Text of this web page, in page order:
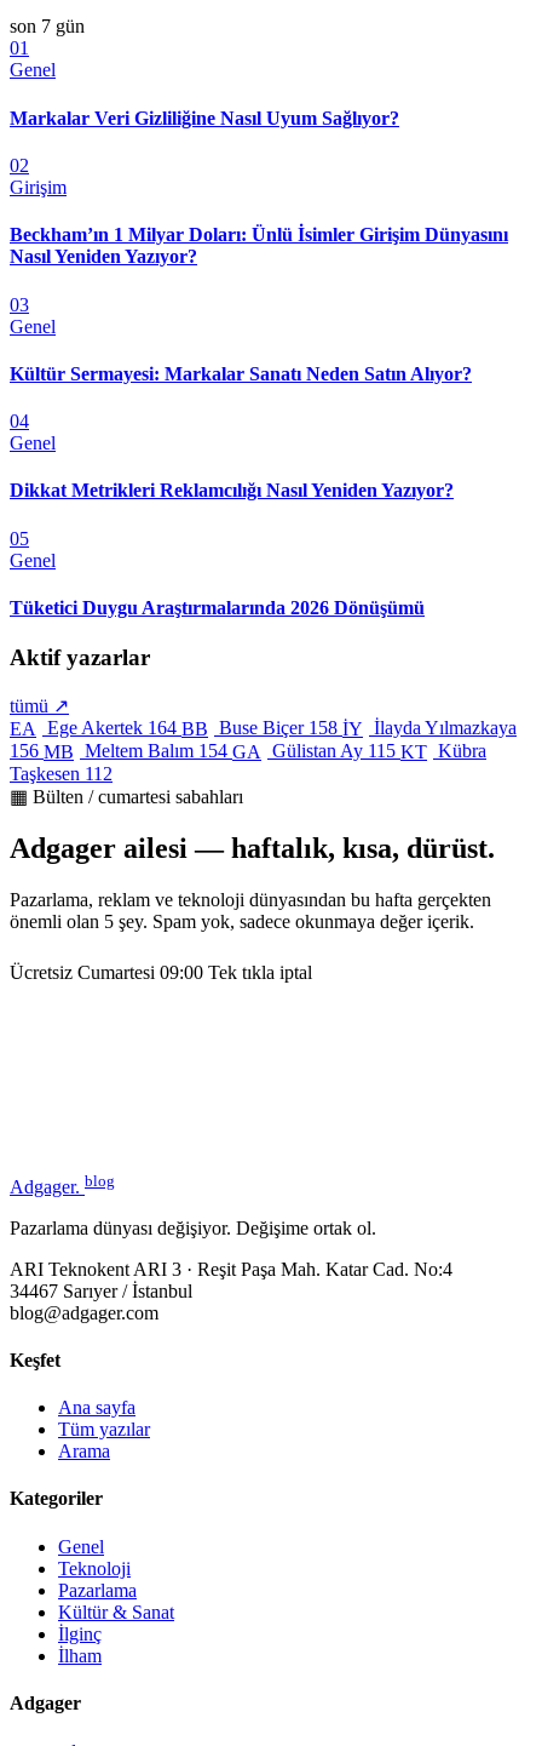
son 7 gün
01
Genel
Markalar Veri Gizliliğine Nasıl Uyum Sağlıyor?
02
Girişim
Beckham’ın 1 Milyar Doları: Ünlü İsimler Girişim Dünyasını
Nasıl Yeniden Yazıyor?
03
Genel
Kültür Sermayesi: Markalar Sanatı Neden Satın Alıyor?
04
Genel
Dikkat Metrikleri Reklamcılığı Nasıl Yeniden Yazıyor?
05
Genel
Tüketici Duygu Araştırmalarında 2026 Dönüşümü
Aktif yazarlar
tümü ↗
EA
Ege Akertek 164 BB Buse Biçer 158 İY İlayda Yılmazkaya
156 MB Meltem Balım 154 GA Gülistan Ay 115 KT Kübra
Taşkesen 112
▦ Bülten / cumartesi sabahları
Adgager ailesi — haftalık, kısa, dürüst.
Pazarlama, reklam ve teknoloji dünyasından bu hafta gerçekten
önemli olan 5 şey. Spam yok, sadece okunmaya değer içerik.
Ücretsiz Cumartesi 09:00 Tek tıkla iptal
Adgager. blog
Pazarlama dünyası değişiyor. Değişime ortak ol.
ARI Teknokent ARI 3 · Reşit Paşa Mah. Katar Cad. No:4
34467 Sarıyer / İstanbul
blog@adgager.com
Keşfet
Ana sayfa
Tüm yazılar
Arama
Kategoriler
Genel
Teknoloji
Pazarlama
Kültür & Sanat
İlginç
İlham
Adgager